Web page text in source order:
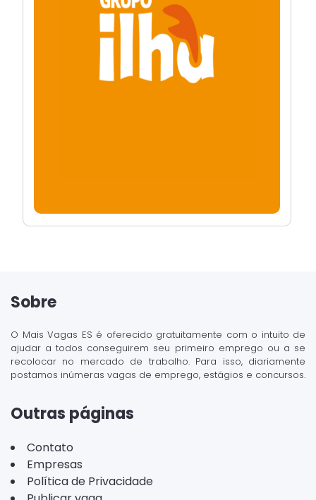
Sobre
O Mais Vagas ES é oferecido gratuitamente com o intuito de
ajudar a todos conseguirem seu primeiro emprego ou a se
recolocar no mercado de trabalho. Para isso, diariamente
postamos inúmeras vagas de emprego, estágios e concursos.
Outras páginas
Contato
Empresas
Política de Privacidade